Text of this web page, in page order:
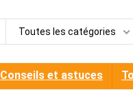
Toutes les catégories
Conseils et astuces